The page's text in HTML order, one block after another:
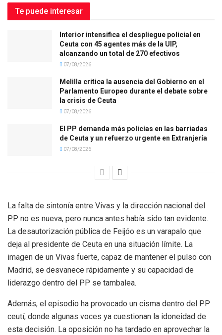
Te puede interesar
Interior intensifica el despliegue policial en
Ceuta con 45 agentes más de la UIP,
alcanzando un total de 270 efectivos
07/08/2026
Melilla critica la ausencia del Gobierno en el
Parlamento Europeo durante el debate sobre
la crisis de Ceuta
07/08/2026
El PP demanda más policías en las barriadas
de Ceuta y un refuerzo urgente en Extranjería
07/08/2026
La falta de sintonía entre Vivas y la dirección nacional del
PP no es nueva, pero nunca antes había sido tan evidente.
La desautorización pública de Feijóo es un varapalo que
deja al presidente de Ceuta en una situación límite. La
imagen de un Vivas fuerte, capaz de mantener el pulso con
Madrid, se desvanece rápidamente y su capacidad de
liderazgo dentro del PP se tambalea.
Además, el episodio ha provocado un cisma dentro del PP
ceutí, donde algunas voces ya cuestionan la idoneidad de
esta decisión. La oposición no ha tardado en aprovechar la